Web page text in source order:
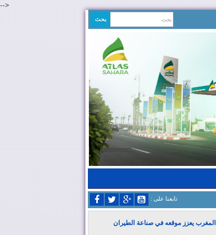
-->
: تابعنا على
المغرب يعزز موقعه في صناعة الطيران